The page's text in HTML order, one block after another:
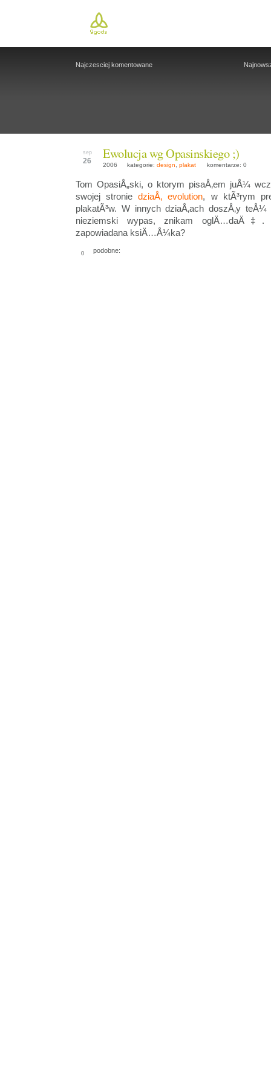
Najczesciej komentowane
sep
26 Ewolucja wg Opasinskiego ;)
2006 kategorie: design plakat komentarze: 0
Tom OpasiÅ„ski, o ktorym pisaÅ‚em juÅ¼
swojej stroniedziaÅ‚ evolution, w ktÃ³rym
plakatÃ³w. W innych dziaÅ‚ach doszÅ‚y
nieziemski wypas, znikam oglÄ…daÄ‡.
zapowiadana ksiÄ…Å¼ka?
0 podobne: